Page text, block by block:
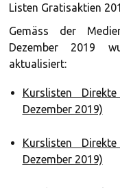
Listen Gratisaktien
Gemäss der
Dezember 2019
aktualisiert:
Kurslisten
Dezember 2019)
Kurslisten
Dezember 2019)